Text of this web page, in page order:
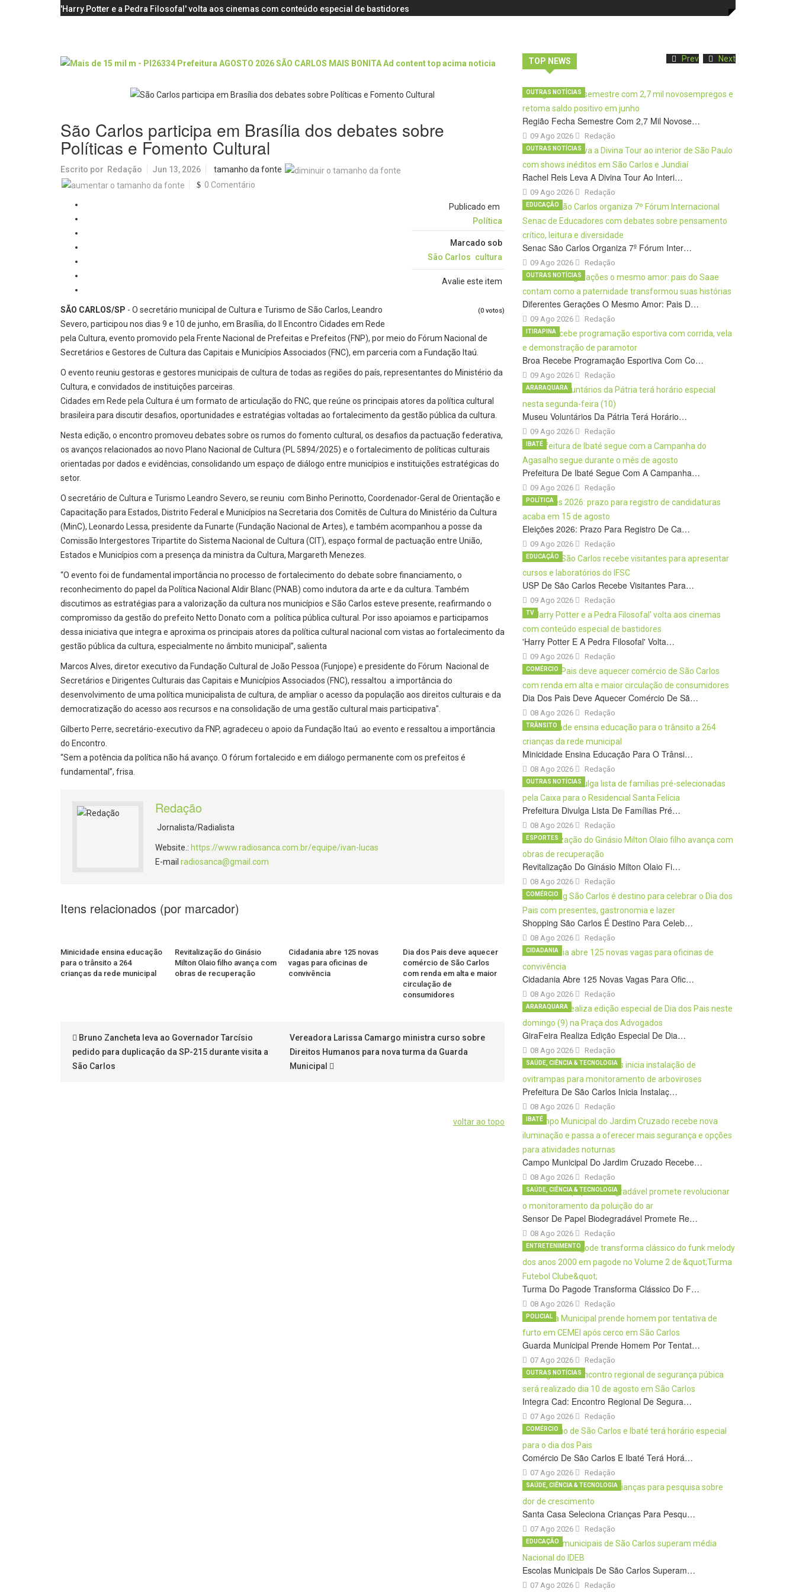
'Harry Potter e a Pedra Filosofal' volta aos cinemas com conteúdo especial de bastidores
São Carlos participa em Brasília dos debates sobre
Políticas e Fomento Cultural
Escrito por Redação Jun 13, 2026
tamanho da fonte
0 Comentário
Publicado em
Política
Marcado sob
São Carlos cultura
Avalie este item
(0 votos)
SÃO CARLOS/SP - O secretário municipal de Cultura e Turismo de São Carlos, Leandro
Severo, participou nos dias 9 e 10 de junho, em Brasília, do II Encontro Cidades em Rede
pela Cultura, evento promovido pela Frente Nacional de Prefeitas e Prefeitos (FNP), por meio do Fórum Nacional de
Secretários e Gestores de Cultura das Capitais e Municípios Associados (FNC), em parceria com a Fundação Itaú.
O evento reuniu gestoras e gestores municipais de cultura de todas as regiões do país, representantes do Ministério da
Cultura, e convidados de instituições parceiras.
Cidades em Rede pela Cultura é um formato de articulação do FNC, que reúne os principais atores da política cultural
brasileira para discutir desafios, oportunidades e estratégias voltadas ao fortalecimento da gestão pública da cultura.
Nesta edição, o encontro promoveu debates sobre os rumos do fomento cultural, os desafios da pactuação federativa,
os avanços relacionados ao novo Plano Nacional de Cultura (PL 5894/2025) e o fortalecimento de políticas culturais
orientadas por dados e evidências, consolidando um espaço de diálogo entre municípios e instituições estratégicas do
setor.
O secretário de Cultura e Turismo Leandro Severo, se reuniu com Binho Perinotto, Coordenador-Geral de Orientação e
Capacitação para Estados, Distrito Federal e Municípios na Secretaria dos Comitês de Cultura do Ministério da Cultura
(MinC), Leonardo Lessa, presidente da Funarte (Fundação Nacional de Artes), e também acompanhou a posse da
Comissão Intergestores Tripartite do Sistema Nacional de Cultura (CIT), espaço formal de pactuação entre União,
Estados e Municípios com a presença da ministra da Cultura, Margareth Menezes.
“O evento foi de fundamental importância no processo de fortalecimento do debate sobre financiamento, o
reconhecimento do papel da Política Nacional Aldir Blanc (PNAB) como indutora da arte e da cultura. Também
discutimos as estratégias para a valorização da cultura nos municípios e São Carlos esteve presente, reafirmando o
compromisso da gestão do prefeito Netto Donato com a política pública cultural. Por isso apoiamos e participamos
dessa iniciativa que integra e aproxima os principais atores da política cultural nacional com vistas ao fortalecimento da
gestão pública da cultura, especialmente no âmbito municipal”, salienta
Marcos Alves, diretor executivo da Fundação Cultural de João Pessoa (Funjope) e presidente do Fórum Nacional de
Secretários e Dirigentes Culturais das Capitais e Municípios Associados (FNC), ressaltou a importância do
desenvolvimento de uma política municipalista de cultura, de ampliar o acesso da população aos direitos culturais e da
democratização do acesso aos recursos e na consolidação de uma gestão cultural mais participativa".
Gilberto Perre, secretário-executivo da FNP, agradeceu o apoio da Fundação Itaú ao evento e ressaltou a importância
do Encontro.
“Sem a potência da política não há avanço. O fórum fortalecido e em diálogo permanente com os prefeitos é
fundamental”, frisa.
Redação
Jornalista/Radialista
Website.: https://www.radiosanca.com.br/equipe/ivan-lucas
E-mail radiosanca@gmail.com
Itens relacionados (por marcador)
Minicidade ensina educação
para o trânsito a 264
crianças da rede municipal
Revitalização do Ginásio
Milton Olaio filho avança com
obras de recuperação
Cidadania abre 125 novas
vagas para oficinas de
convivência
Dia dos Pais deve aquecer
comércio de São Carlos
com renda em alta e maior
circulação de
consumidores
Bruno Zancheta leva ao Governador Tarcísio
pedido para duplicação da SP-215 durante visita a
São Carlos
Vereadora Larissa Camargo ministra curso sobre
Direitos Humanos para nova turma da Guarda
Municipal
voltar ao topo
TOP NEWS Prev Next
Região Fecha Semestre Com 2,7 Mil Novose…
09 Ago 2026
OUTRAS NOTÍCIAS
Redação
Rachel Reis Leva A Divina Tour Ao Interi…
09 Ago 2026
OUTRAS NOTÍCIAS
Redação
Senac São Carlos Organiza 7º Fórum Inter…
09 Ago 2026
EDUCAÇÃO
Redação
Diferentes Gerações O Mesmo Amor: Pais D…
09 Ago 2026
OUTRAS NOTÍCIAS
Redação
Broa Recebe Programação Esportiva Com Co…
09 Ago 2026
ITIRAPINA
Redação
Museu Voluntários Da Pátria Terá Horário…
09 Ago 2026
ARARAQUARA
Redação
Prefeitura De Ibaté Segue Com A Campanha…
09 Ago 2026
IBATÉ
Redação
Eleições 2026: Prazo Para Registro De Ca…
09 Ago 2026
POLÍTICA
Redação
USP De São Carlos Recebe Visitantes Para…
09 Ago 2026
EDUCAÇÃO
Redação
'Harry Potter E A Pedra Filosofal' Volta…
09 Ago 2026
TV
Redação
Dia Dos Pais Deve Aquecer Comércio De Sã…
08 Ago 2026
COMÉRCIO
Redação
Minicidade Ensina Educação Para O Trânsi…
08 Ago 2026
TRÂNSITO
Redação
Prefeitura Divulga Lista De Famílias Pré…
08 Ago 2026
OUTRAS NOTÍCIAS
Redação
Revitalização Do Ginásio Milton Olaio Fi…
08 Ago 2026
ESPORTES
Redação
Shopping São Carlos É Destino Para Celeb…
08 Ago 2026
COMÉRCIO
Redação
Cidadania Abre 125 Novas Vagas Para Ofic…
08 Ago 2026
CIDADANIA
Redação
GiraFeira Realiza Edição Especial De Dia…
08 Ago 2026
ARARAQUARA
Redação
Prefeitura De São Carlos Inicia Instalaç…
08 Ago 2026
SAÚDE, CIÊNCIA & TECNOLOGIA
Redação
Campo Municipal Do Jardim Cruzado Recebe…
08 Ago 2026
IBATÉ
Redação
Sensor De Papel Biodegradável Promete Re…
08 Ago 2026
SAÚDE, CIÊNCIA & TECNOLOGIA
Redação
Turma Do Pagode Transforma Clássico Do F…
08 Ago 2026
ENTRETENIMENTO
Redação
Guarda Municipal Prende Homem Por Tentat…
07 Ago 2026
POLICIAL
Redação
Integra Cad: Encontro Regional De Segura…
07 Ago 2026
OUTRAS NOTÍCIAS
Redação
Comércio De São Carlos E Ibaté Terá Horá…
07 Ago 2026
COMÉRCIO
Redação
Santa Casa Seleciona Crianças Para Pesqu…
07 Ago 2026
SAÚDE, CIÊNCIA & TECNOLOGIA
Redação
Escolas Municipais De São Carlos Superam…
07 Ago 2026
EDUCAÇÃO
Redação